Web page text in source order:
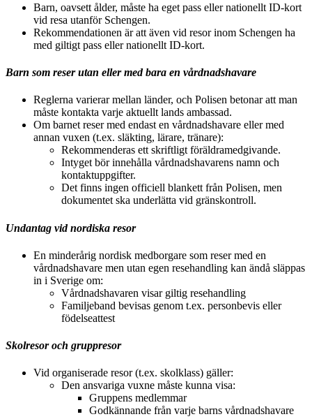
Barn, oavsett ålder, måste ha eget pass eller nationellt ID-kort
vid resa utanför Schengen.
Rekommendationen är att även vid resor inom Schengen ha
med giltigt pass eller nationellt ID-kort.
Barn som reser utan eller med bara en vårdnadshavare
Reglerna varierar mellan länder, och Polisen betonar att man
måste kontakta varje aktuellt lands ambassad.
Om barnet reser med endast en vårdnadshavare eller med
annan vuxen (t.ex. släkting, lärare, tränare):
Rekommenderas ett skriftligt föräldramedgivande.
Intyget bör innehålla vårdnadshavarens namn och
kontaktuppgifter.
Det finns ingen officiell blankett från Polisen, men
dokumentet ska underlätta vid gränskontroll.
Undantag vid nordiska resor
En minderårig nordisk medborgare som reser med en
vårdnadshavare men utan egen resehandling kan ändå släppas
in i Sverige om:
Vårdnadshavaren visar giltig resehandling
Familjeband bevisas genom t.ex. personbevis eller
födelseattest
Skolresor och gruppresor
Vid organiserade resor (t.ex. skolklass) gäller:
Den ansvariga vuxne måste kunna visa:
Gruppens medlemmar
Godkännande från varje barns vårdnadshavare